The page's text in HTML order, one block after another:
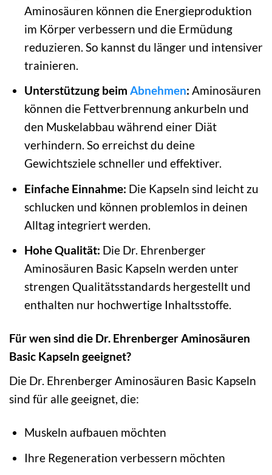
Aminosäuren können die Energieproduktion
im Körper verbessern und die Ermüdung
reduzieren. So kannst du länger und intensiver
trainieren.
Unterstützung beim Abnehmen: Aminosäuren
können die Fettverbrennung ankurbeln und
den Muskelabbau während einer Diät
verhindern. So erreichst du deine
Gewichtsziele schneller und effektiver.
Einfache Einnahme: Die Kapseln sind leicht zu
schlucken und können problemlos in deinen
Alltag integriert werden.
Hohe Qualität: Die Dr. Ehrenberger
Aminosäuren Basic Kapseln werden unter
strengen Qualitätsstandards hergestellt und
enthalten nur hochwertige Inhaltsstoffe.
Für wen sind die Dr. Ehrenberger Aminosäuren
Basic Kapseln geeignet?
Die Dr. Ehrenberger Aminosäuren Basic Kapseln
sind für alle geeignet, die:
Muskeln aufbauen möchten
Ihre Regeneration verbessern möchten